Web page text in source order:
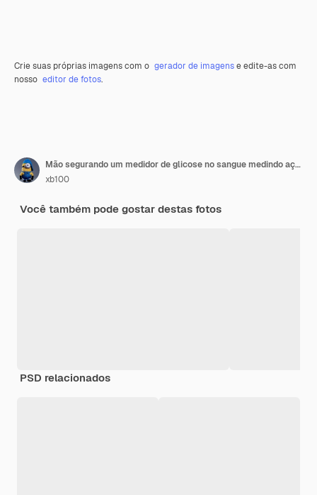
Crie suas próprias imagens com o gerador de imagense edite-as com
nosso editor de fotos.
Mão segurando um medidor de glicose no sangue medindo açúcar no sangue, o fundo é um estetoscópio e um arquivo de gráfico
xb100
Você também pode gostar destas fotos
PSD relacionados